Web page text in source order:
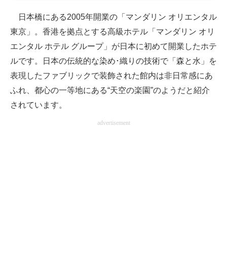
日本橋にある2005年開業の「マンダリン オリエンタル
東京」。香港を拠点とする高級ホテル「マンダリン オリ
エンタル ホテル グループ」が日本に初めて開業したホテ
ルです。日本の伝統的な染め･織りの技術で「森と水」を
表現したファブリックで装飾された館内は非日常感にあ
ふれ、都心の一等地にある“天空の楽園”のようだと紹介
されています。
advertisement